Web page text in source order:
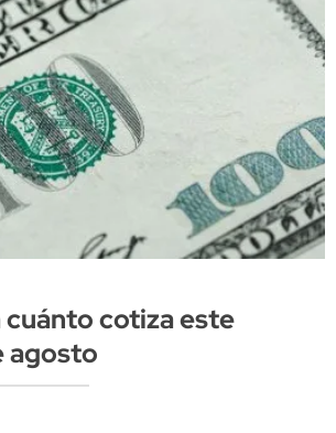
cuánto cotiza este
agosto